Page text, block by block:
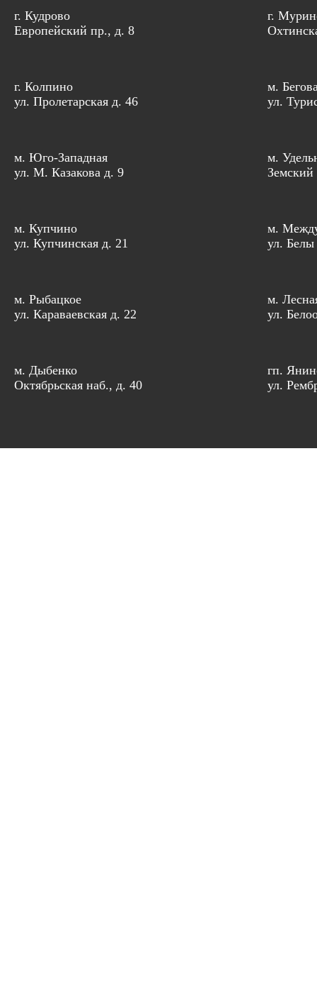
г. Кудрово
Европейский пр., д. 8
г.
г. Колпино
ул. Пролетарская д. 46
м.
ул.
м. Юго-Западная
ул. М. Казакова д. 9
м.
Земский
м. Купчино
ул. Купчинская д. 21
м.
ул.
м. Рыбацкое
ул. Караваевская д. 22
м.
ул.
м. Дыбенко
Октябрьская наб., д. 40
гп.
ул.